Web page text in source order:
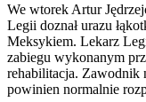
We wtorek Artur
Legii doznał urazu
Meksykiem. Lekarz
zabiegu wykonanym
rehabilitacja. Zawodnik
powinien normalnie